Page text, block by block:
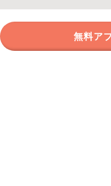
無料ア